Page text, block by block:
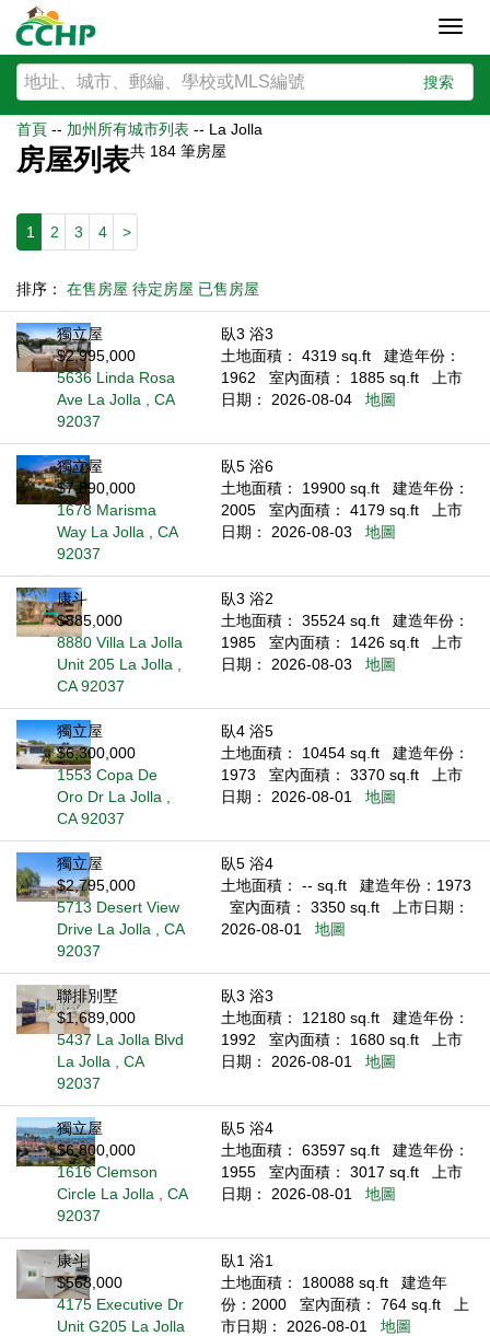
搜索
首頁 -- 加州所有城市列表 -- La Jolla
房屋列表共 184 筆房屋
1 2 3 4 >
排序： 在售房屋 待定房屋 已售房屋
獨立屋
$2,995,000
5636 Linda Rosa
Ave La Jolla , CA
92037
臥3 浴3
土地面積： 4319 sq.ft
建造年份：
1962
室內面積： 1885 sq.ft
上市
日期： 2026-08-04
地圖
獨立屋
$7,890,000
1678 Marisma
Way La Jolla , CA
92037
臥5 浴6
土地面積： 19900 sq.ft
建造年份：
2005
室內面積： 4179 sq.ft
上市
日期： 2026-08-03
地圖
康斗
$885,000
8880 Villa La Jolla
Unit 205 La Jolla ,
CA 92037
臥3 浴2
土地面積： 35524 sq.ft
建造年份：
1985
室內面積： 1426 sq.ft
上市
日期： 2026-08-03
地圖
獨立屋
$6,300,000
1553 Copa De
Oro Dr La Jolla ,
CA 92037
臥4 浴5
土地面積： 10454 sq.ft
建造年份：
1973
室內面積： 3370 sq.ft
上市
日期： 2026-08-01
地圖
獨立屋
$2,795,000
5713 Desert View
Drive La Jolla , CA
92037
臥5 浴4
土地面積： -- sq.ft
建造年份：1973
室內面積： 3350 sq.ft
上市日期：
2026-08-01
地圖
聯排別墅
$1,689,000
5437 La Jolla Blvd
La Jolla , CA
92037
臥3 浴3
土地面積： 12180 sq.ft
建造年份：
1992
室內面積： 1680 sq.ft
上市
日期： 2026-08-01
地圖
獨立屋
$6,800,000
1616 Clemson
Circle La Jolla , CA
92037
臥5 浴4
土地面積： 63597 sq.ft
建造年份：
1955
室內面積： 3017 sq.ft
上市
日期： 2026-08-01
地圖
康斗
$568,000
4175 Executive Dr
Unit G205 La Jolla
臥1 浴1
土地面積： 180088 sq.ft
建造年
份：2000
室內面積： 764 sq.ft
上
市日期： 2026-08-01
地圖